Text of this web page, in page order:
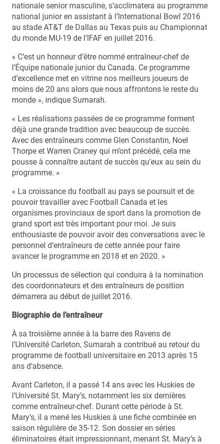
nationale senior masculine, s’acclimatera au programme
national junior en assistant à l’International Bowl 2016
au stade AT&T de Dallas au Texas puis au Championnat
du monde MU-19 de l’IFAF en juillet 2016.
« C’est un honneur d’être nommé entraîneur-chef de
l’Équipe nationale junior du Canada. Ce programme
d’excellence met en vitrine nos meilleurs joueurs de
moins de 20 ans alors que nous affrontons le reste du
monde », indique Sumarah.
« Les réalisations passées de ce programme forment
déjà une grande tradition avec beaucoup de succès.
Avec des entraîneurs comme Glen Constantin, Noel
Thorpe et Warren Craney qui m’ont précédé, cela me
pousse à connaître autant de succès qu’eux au sein du
programme. »
« La croissance du football au pays se poursuit et de
pouvoir travailler avec Football Canada et les
organismes provinciaux de sport dans la promotion de
grand sport est très important pour moi. Je suis
enthousiaste de pouvoir avoir des conversations avec le
personnel d’entraîneurs de cette année pour faire
avancer le programme en 2018 et en 2020. »
Un processus de sélection qui conduira à la nomination
des coordonnateurs et des entraîneurs de position
démarrera au début de juillet 2016.
Biographie de l’entraîneur
À sa troisième année à la barre des Ravens de
l’Université Carleton, Sumarah a contribué au retour du
programme de football universitaire en 2013 après 15
ans d’absence.
Avant Carleton, il a passé 14 ans avec les Huskies de
l’Université St. Mary’s, notamment les six dernières
comme entraîneur-chef. Durant cette période à St.
Mary’s, il a mené les Huskies à une fiche combinée en
saison régulière de 35-12. Son dossier en séries
éliminatoires était impressionnant, menant St. Mary’s à